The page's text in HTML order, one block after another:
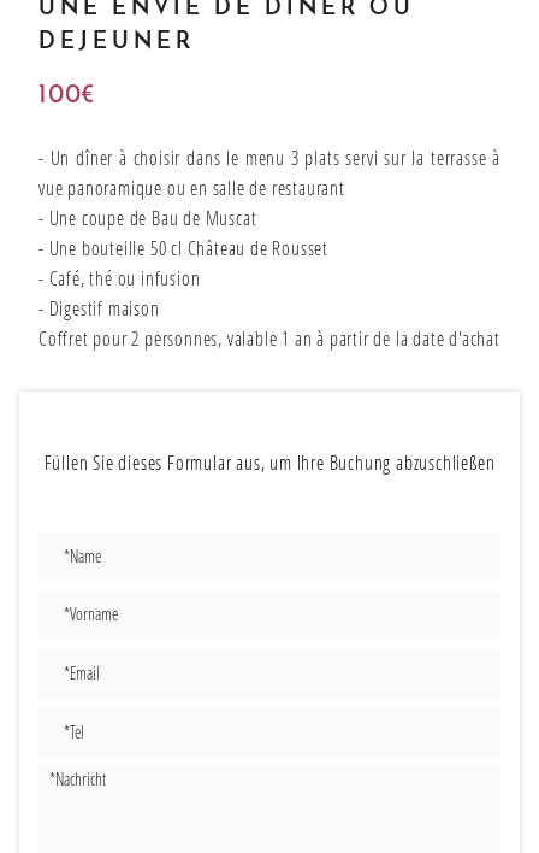
UNE ENVIE DE DINER OU
DEJEUNER
100€
- Un dîner à choisir dans le menu 3 plats servi sur la terrasse à
vue panoramique ou en salle de restaurant
- Une coupe de Bau de Muscat
- Une bouteille 50 cl Château de Rousset
- Café, thé ou infusion
- Digestif maison
Coffret pour 2 personnes, valable 1 an à partir de la date d'achat
Füllen Sie dieses Formular aus, um Ihre Buchung abzuschließen